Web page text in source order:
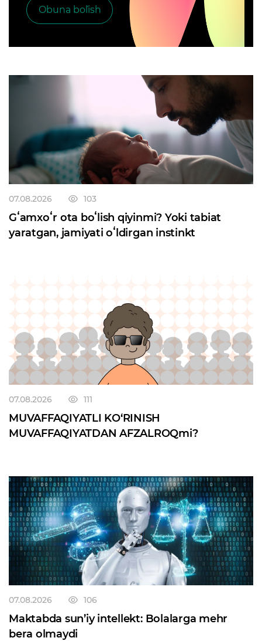
Obuna bo`lish
07.08.2026 103
Gʻamxoʻr ota boʻlish qiyinmi? Yoki tabiat
yaratgan, jamiyati oʻldirgan instinkt
07.08.2026 111
MUVAFFAQIYATLI KO‘RINISH
MUVAFFAQIYATDAN AFZALROQmi?
07.08.2026 106
Maktabda sun’iy intellekt: Bolalarga mehr
bera olmaydi